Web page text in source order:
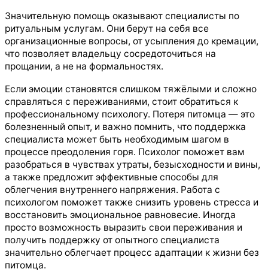
Значительную помощь оказывают специалисты по
ритуальным услугам. Они берут на себя все
организационные вопросы, от усыпления до кремации,
что позволяет владельцу сосредоточиться на
прощании, а не на формальностях.
Если эмоции становятся слишком тяжёлыми и сложно
справляться с переживаниями, стоит обратиться к
профессиональному психологу. Потеря питомца — это
болезненный опыт, и важно помнить, что поддержка
специалиста может быть необходимым шагом в
процессе преодоления горя. Психолог поможет вам
разобраться в чувствах утраты, безысходности и вины,
а также предложит эффективные способы для
облегчения внутреннего напряжения. Работа с
психологом поможет также снизить уровень стресса и
восстановить эмоциональное равновесие. Иногда
просто возможность выразить свои переживания и
получить поддержку от опытного специалиста
значительно облегчает процесс адаптации к жизни без
питомца.